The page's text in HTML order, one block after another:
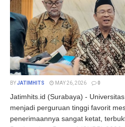
BYJATIMHITS MAY 26, 2026 0
Jatimhits.id (Surabaya) -
menjadi perguruan tinggi favorit
penerimaannya sangat ketat,